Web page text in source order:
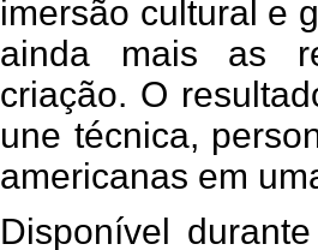
imersão cultural e
ainda mais as
criação. O
une técnica,
americanas em
Disponível